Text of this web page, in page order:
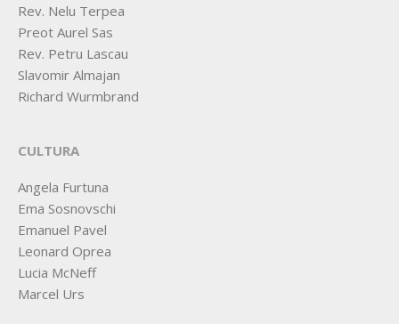
Rev. Nelu Terpea
Preot Aurel Sas
Rev. Petru Lascau
Slavomir Almajan
Richard Wurmbrand
CULTURA
Angela Furtuna
Ema Sosnovschi
Emanuel Pavel
Leonard Oprea
Lucia McNeff
Marcel Urs